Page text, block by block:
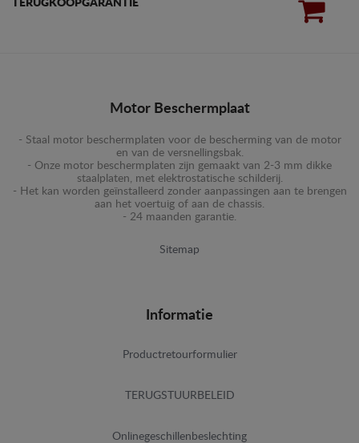
TERUGKOOPGARANTIE
Motor Beschermplaat
- Staal motor beschermplaten voor de bescherming van de motor
en van de versnellingsbak.
- Onze motor beschermplaten zijn gemaakt van 2-3 mm dikke
staalplaten, met elektrostatische schilderij.
- Het kan worden geïnstalleerd zonder aanpassingen aan te brengen
aan het voertuig of aan de chassis.
- 24 maanden garantie.
Sitemap
Informatie
Productretourformulier
TERUGSTUURBELEID
Onlinegeschillenbeslechting